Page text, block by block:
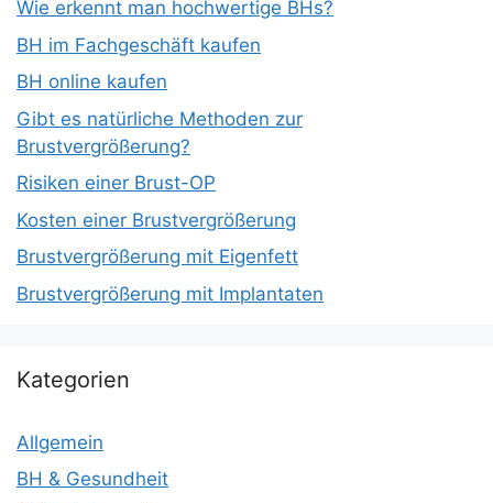
Wie erkennt man hochwertige BHs?
BH im Fachgeschäft kaufen
BH online kaufen
Gibt es natürliche Methoden zur
Brustvergrößerung?
Risiken einer Brust-OP
Kosten einer Brustvergrößerung
Brustvergrößerung mit Eigenfett
Brustvergrößerung mit Implantaten
Kategorien
Allgemein
BH & Gesundheit